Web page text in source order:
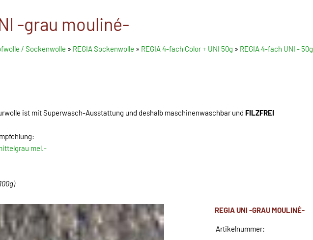
-grau mouliné-
/ Sockenwolle » REGIA Sockenwolle » REGIA 4-fach Color + UNI 50g » REGIA 4-fach UNI - 50g
ist mit Superwasch-Ausstattung und deshalb maschinenwaschbar und FILZFREI
mel.-
REGIA UNI -GRAU MOULINÉ-
Artikelnummer: